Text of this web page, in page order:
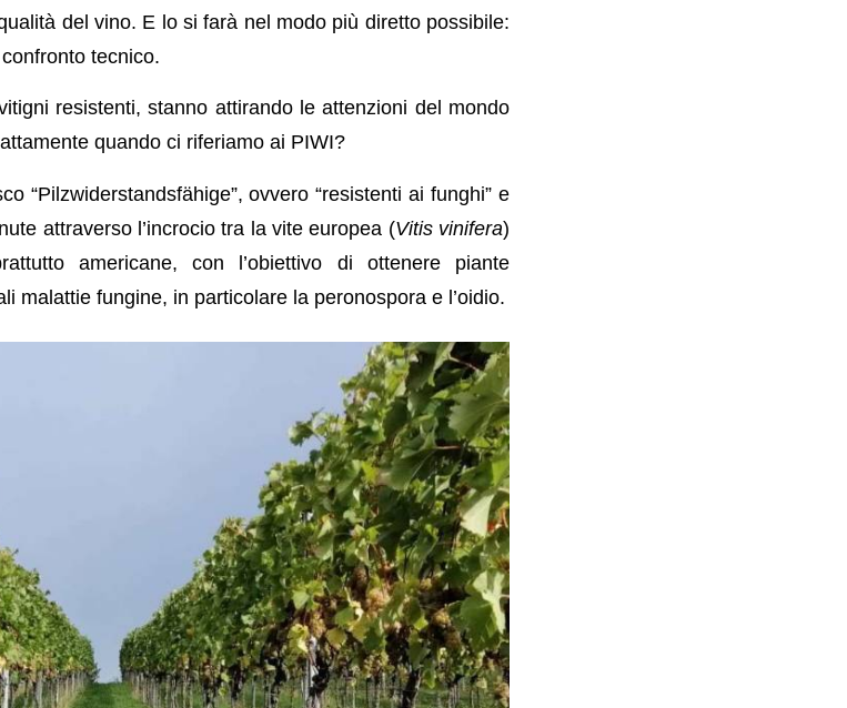
del vino. E lo si farà nel modo più diretto possibile:
tecnico.
resistenti, stanno attirando le attenzioni del mondo
quando ci riferiamo ai PIWI?
“Pilzwiderstandsfähige”, ovvero “resistenti ai funghi” e
attraverso l’incrocio tra la vite europea (Vitis vinifera)
americane, con l’obiettivo di ottenere piante
malattie fungine, in particolare la peronospora e l’oidio.